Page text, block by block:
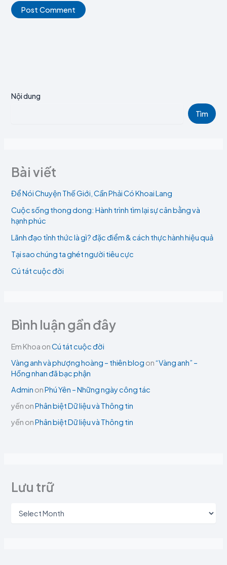
Nội dung
Tìm
Bài viết
Để Nói Chuyện Thế Giới, Cần Phải Có Khoai Lang
Cuộc sống thong dong: Hành trình tìm lại sự cân bằng và
hạnh phúc
Lãnh đạo tỉnh thức là gì? đặc điểm & cách thực hành hiệu quả
Tại sao chúng ta ghét người tiêu cực
Cú tát cuộc đời
Bình luận gần đây
Em Khoa onCú tát cuộc đời
Vàng anh và phượng hoàng – thiên blog on“Vàng anh” –
Hồng nhan đã bạc phận
Admin onPhú Yên – Những ngày công tác
yến onPhân biệt Dữ liệu và Thông tin
yến onPhân biệt Dữ liệu và Thông tin
Lưu trữ